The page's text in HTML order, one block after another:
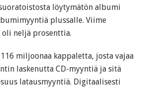
löytymätön albumi
plussalle. Viime
neljä prosenttia.
miljoonaa kappaletta, josta vajaa
laskenutta CD-myyntiä ja sitä
latausmyyntiä. Digitaalisesti